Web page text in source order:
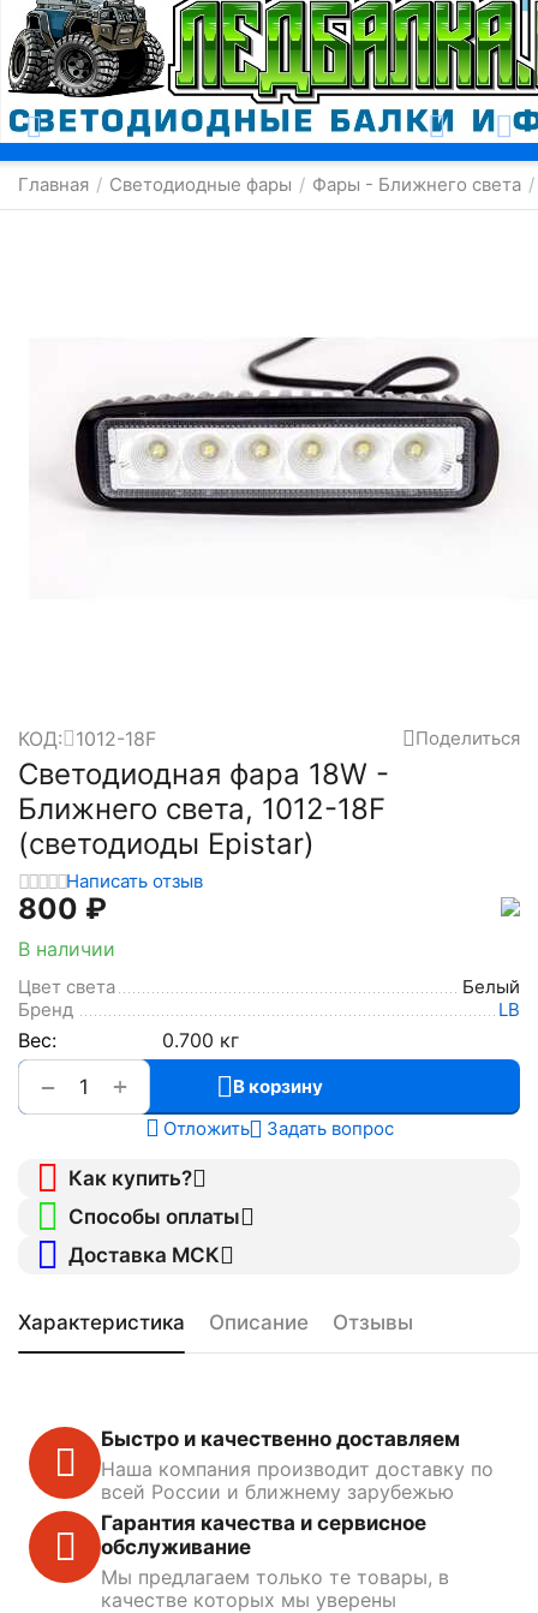
Москва
Главная / Светодиодные фары / Фары - Ближнего света /
КОД: 1012-18F Поделиться
Светодиодная фара 18W -
Ближнего света, 1012-18F
(светодиоды Epistar)
Написать отзыв
‍800‍ ₽
В наличии
Цвет света
Белый
Бренд
LB
Вес: 0.700 кг
+
−
В корзину
Отложить
Задать вопрос
Как купить?
Способы оплаты
Доставка МСК
Характеристика Описание Отзывы
Быстро и качественно доставляем
Наша компания производит доставку по
всей России и ближнему зарубежью
Гарантия качества и сервисное
обслуживание
Мы предлагаем только те товары, в
качестве которых мы уверены